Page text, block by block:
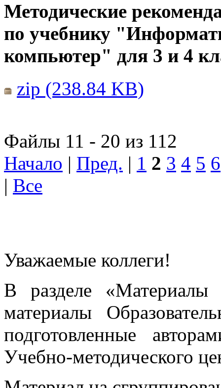
Методические
по учебнику
компьютер" для 3 и 4
zip (238.84 KB)
Файлы 11 - 20 из 112
Начало | Пред. | 1 2 3 4 5 6
| Все
Уважаемые коллеги!
В разделе «Материалы
материалы
подготовленные
Учебно-методического